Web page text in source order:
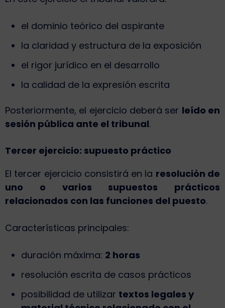
el dominio teórico del aspirante
la claridad y estructura de la exposición
el rigor jurídico en el desarrollo
la calidad de la expresión escrita
Posteriormente, el ejercicio deberá ser leído en
sesión pública ante el tribunal.
Tercer ejercicio: supuesto práctico
El tercer ejercicio consistirá en la resolución de
uno o varios supuestos prácticos
relacionados con las funciones del puesto.
Características principales:
duración máxima: 2 horas
resolución escrita de casos prácticos
posibilidad de utilizar textos legales y